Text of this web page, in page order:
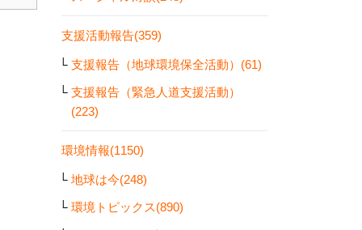
支援活動報告(359)
支援報告（地球環境保全活動）(61)
支援報告（緊急人道支援活動）
(223)
環境情報(1150)
地球は今(248)
環境トピックス(890)